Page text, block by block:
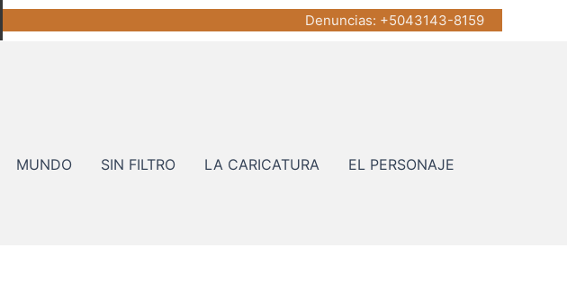
Denuncias: +5043143-8159
MUNDO SIN FILTRO LA CARICATURA EL PERSONAJE